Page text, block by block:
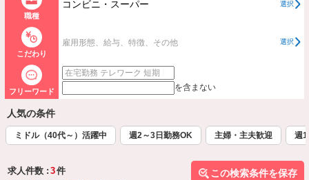
職種
コンビニ・スーパー 選択
こだわり
雇用形態、給与、特徴、その他 選択
フリーワード を含まない
人気の条件
ミドル（40代～）活躍中 週2～3日勤務OK 主婦・主夫歓迎 週
求人件数 : 3件
この検索条件を保存